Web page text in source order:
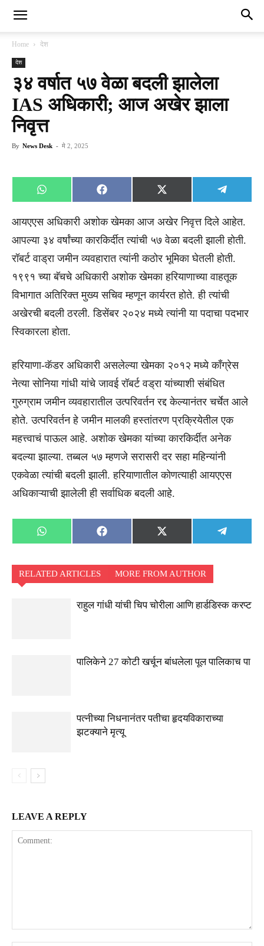
Home देश
देश
३४ वर्षात ५७ वेळा बदली झालेला
IAS अधिकारी; आज अखेर झाला
निवृत्त
By News Desk - मे 2, 2025
Share
on
WhatsApp
Share
on
Facebook
Share
on
X
(Twitter)
Share
on
आयएएस अधिकारी अशोक खेमका आज अखेर निवृत्त दिले आहेत.
आपल्या ३४ वर्षांच्या कारकिर्दीत त्यांची ५७ वेळा बदली झाली होती.
रॉबर्ट वाड्रा जमीन व्यवहारात त्यांनी कठोर भूमिका घेतली होती.
१९९१ च्या बॅचचे अधिकारी अशोक खेमका हरियाणाच्या वाहतूक
विभागात अतिरिक्त मुख्य सचिव म्हणून कार्यरत होते. ही त्यांची
अखेरची बदली ठरली. डिसेंबर २०२४ मध्ये त्यांनी या पदाचा पदभार
स्विकारला होता.
हरियाणा-कॅडर अधिकारी असलेल्या खेमका २०१२ मध्ये काँग्रेस
नेत्या सोनिया गांधी यांचे जावई रॉबर्ट वड्रा यांच्याशी संबंधित
गुरुग्राम जमीन व्यवहारातील उत्परिवर्तन रद्द केल्यानंतर चर्चेत आले
होते. उत्परिवर्तन हे जमीन मालकी हस्तांतरण प्रक्रियेतील एक
महत्त्वाचं पाऊल आहे. अशोक खेमका यांच्या कारकिर्दीत अनेक
बदल्या झाल्या. तब्बल ५७ म्हणजे सरासरी दर सहा महिन्यांनी
एकवेळा त्यांची बदली झाली. हरियाणातील कोणत्याही आयएएस
अधिकाऱ्याची झालेली ही सर्वाधिक बदली आहे.
Share
on
WhatsApp
Share
on
Facebook
Share
on
X
(Twitter)
Share
on
RELATED ARTICLES MORE FROM AUTHOR
राहुल गांधी यांची चिप चोरीला आणि हार्डडिस्क करप्ट
पालिकेने 27 कोटी खर्चून बांधलेला पूल पालिकाच पा
पत्नीच्या निधनानंतर पतीचा हृदयविकाराच्या
झटक्याने मृत्यू
LEAVE A REPLY